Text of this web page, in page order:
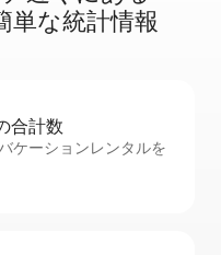
単⁠な統⁠計⁠情⁠報
合⁠計⁠数
ケーションレンタルを